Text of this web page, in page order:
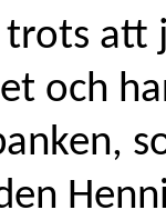
att
och